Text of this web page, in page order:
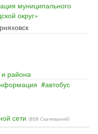
муниципального
округ»
и района
автобус
сети (858 Скачиваний)